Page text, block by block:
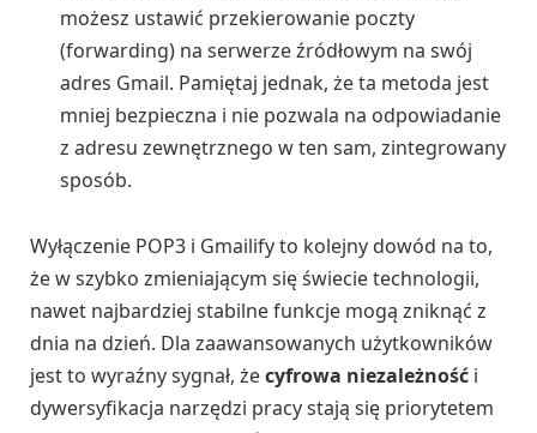
możesz ustawić przekierowanie poczty
(forwarding) na serwerze źródłowym na swój
adres Gmail. Pamiętaj jednak, że ta metoda jest
mniej bezpieczna i nie pozwala na odpowiadanie
z adresu zewnętrznego w ten sam, zintegrowany
sposób.
Wyłączenie POP3 i Gmailify to kolejny dowód na to,
że w szybko zmieniającym się świecie technologii,
nawet najbardziej stabilne funkcje mogą zniknąć z
dnia na dzień. Dla zaawansowanych użytkowników
jest to wyraźny sygnał, żecyfrowa niezależność i
dywersyfikacja narzędzi pracy stają się priorytetem